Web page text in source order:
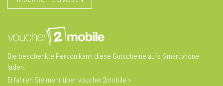
Die beschenkte Person kann diese Gutscheine aufs Smartphone
laden.
Erfahren Sie mehr über voucher2mobile »